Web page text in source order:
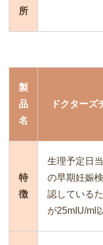
所
製
品
名
ドクター
特
徴
生理予定日
の早期妊娠
認している
が25mIU/ml